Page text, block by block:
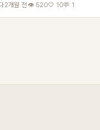
2개월 전👁 520♡ 10💬 1